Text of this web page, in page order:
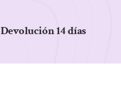
Devolución 14 días